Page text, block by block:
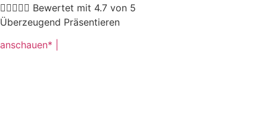
 Bewertet mit 4.7 von 5
Überzeugend Präsentieren
anschauen* |